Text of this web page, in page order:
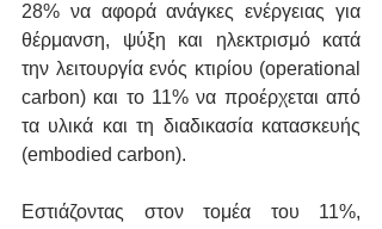
28% να αφορά ανάγκες ενέργειας για
θέρμανση, ψύξη και ηλεκτρισμό κατά
την λειτουργία ενός κτιρίου (operational
carbon) και το 11% να προέρχεται από
τα υλικά και τη διαδικασία κατασκευής
(embodied carbon).
Εστιάζοντας στον τομέα του 11%,